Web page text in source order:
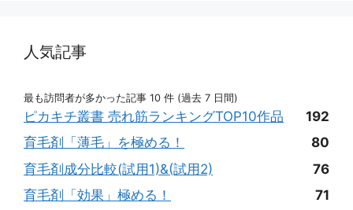
人気記事
最も訪問者が多かった記事 10 件 (過去 7 日間)
ピカキチ叢書 売れ筋ランキングTOP10作品
192
育毛剤「薄毛」を極める！
80
育毛剤成分比較(試用1)&(試用2)
76
育毛剤「効果」極める！
71